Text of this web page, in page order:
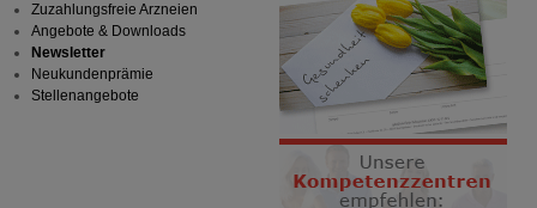
Zuzahlungsfreie Arzneien
Angebote & Downloads
Newsletter
Neukundenprämie
Stellenangebote